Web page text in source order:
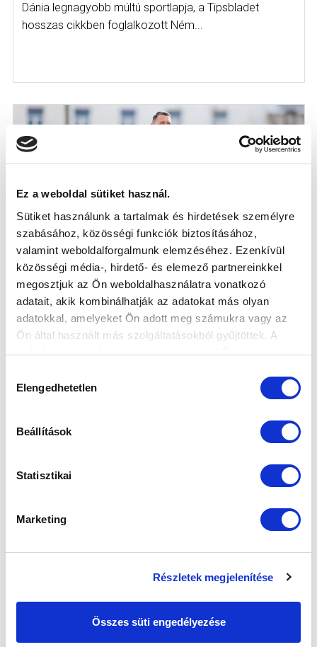
Ez a weboldal sütiket használ.
Sütiket használunk a tartalmak és hirdetések személyre
szabásához, közösségi funkciók biztosításához,
valamint weboldalforgalmunk elemzéséhez. Ezenkívül
közösségi média-, hirdető- és elemező partnereinkkel
megosztjuk az Ön weboldalhasználatra vonatkozó
adatait, akik kombinálhatják az adatokat más olyan
adatokkal, amelyeket Ön adott meg számukra vagy az
Ön által használt más szolgáltatásokból gyűjtöttek. A
weboldalon való böngészés folytatásával Ön hozzájárul a
kiválasztása
Elengedhetetlen
Beállítások
Statisztikai
Marketing
Részletek megjelenítése
Összes süti engedélyezése
Dánia legnagyobb múltú sportlapja, a Tipsbladet
hosszas cikkben foglalkozott Ném...
HORVÁTH ÁDÁM: „SZÜKSÉG VAN EGY
ÉVRE, AHOL SZOKNI TUDJÁK A FELNŐTT
FOCIT” (LAPSZEMLE)
2026-04-09
NB III-as csapatunk vezetőedzője a Büntető.comnak
MTK BUDAPEST II SZEKSZÁRDI UFC